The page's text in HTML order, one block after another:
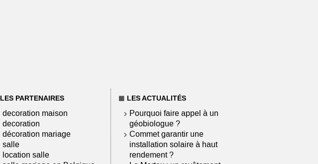
LES PARTENAIRES
decoration maison
decoration
décoration mariage
salle
location salle
LES ACTUALITÉS
Pourquoi faire appel à un
géobiologue ?
Commet garantir une
installation solaire à haut
rendement ?